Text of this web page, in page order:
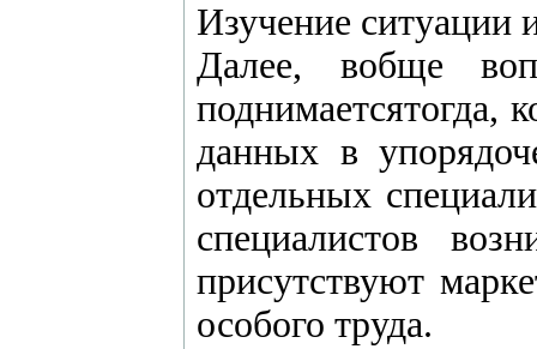
Изучение ситуации
Далее, вобще
поднимаетсятогда,
данных в
отдельных
специалистов
присутствуют
особого труда.